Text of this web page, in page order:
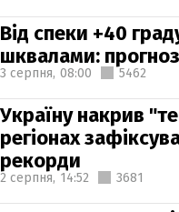
Від спеки +40
шквалами:
3 серпня, 08:00 5462
Україну накрив
регіонах
рекорди
2 серпня, 14:52 3681